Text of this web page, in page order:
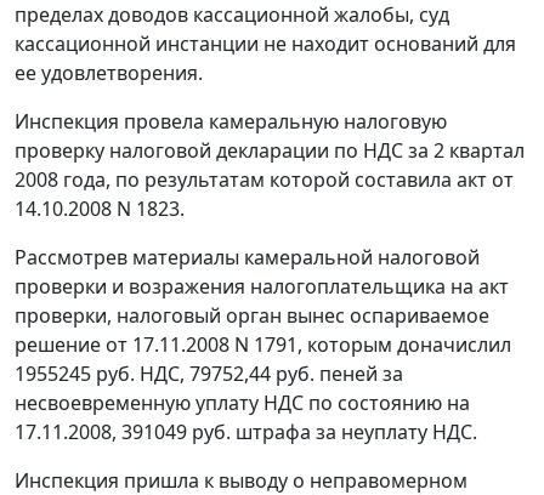
пределах доводов кассационной жалобы, суд
кассационной инстанции не находит оснований для
ее удовлетворения.
Инспекция провела камеральную налоговую
проверку налоговой декларации по НДС за 2 квартал
2008 года, по результатам которой составила акт от
14.10.2008 N 1823.
Рассмотрев материалы камеральной налоговой
проверки и возражения налогоплательщика на акт
проверки, налоговый орган вынес оспариваемое
решение от 17.11.2008 N 1791, которым доначислил
1955245 руб. НДС, 79752,44 руб. пеней за
несвоевременную уплату НДС по состоянию на
17.11.2008, 391049 руб. штрафа за неуплату НДС.
Инспекция пришла к выводу о неправомерном